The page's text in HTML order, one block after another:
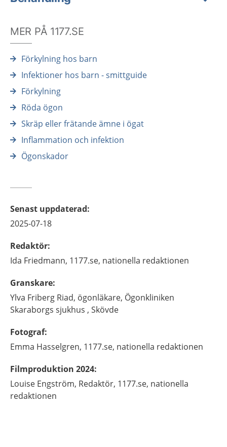
MER PÅ 1177.SE
Förkylning hos barn
Infektioner hos barn - smittguide
Förkylning
Röda ögon
Skräp eller frätande ämne i ögat
Inflammation och infektion
Ögonskador
Senast uppdaterad:
2025-07-18
Redaktör:
Ida Friedmann, 1177.se, nationella redaktionen
Granskare:
Ylva Friberg Riad, ögonläkare, Ögonkliniken
Skaraborgs sjukhus , Skövde
Fotograf:
Emma Hasselgren, 1177.se, nationella redaktionen
Filmproduktion 2024:
Louise Engström, Redaktör, 1177.se, nationella
redaktionen